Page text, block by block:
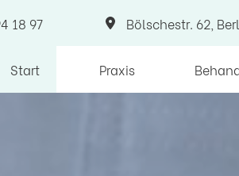
18 97 Bölschestr. 62,
Start Praxis